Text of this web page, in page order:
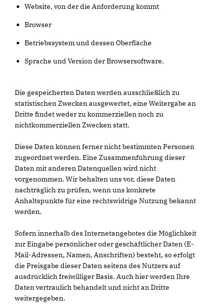
Website, von der die Anforderung kommt
Browser
Betriebssystem und dessen Oberfläche
Sprache und Version der Browsersoftware.
Die gespeicherten Daten werden ausschließlich zu
statistischen Zwecken ausgewertet, eine Weitergabe an
Dritte findet weder zu kommerziellen noch zu
nichtkommerziellen Zwecken statt.
Diese Daten können ferner nicht bestimmten Personen
zugeordnet werden. Eine Zusammenführung dieser
Daten mit anderen Datenquellen wird nicht
vorgenommen. Wir behalten uns vor, diese Daten
nachträglich zu prüfen, wenn uns konkrete
Anhaltspunkte für eine rechtswidrige Nutzung bekannt
werden.
Sofern innerhalb des Internetangebotes die Möglichkeit
zur Eingabe persönlicher oder geschäftlicher Daten (E-
Mail-Adressen, Namen, Anschriften) besteht, so erfolgt
die Preisgabe dieser Daten seitens des Nutzers auf
ausdrücklich freiwilliger Basis. Auch hier werden Ihre
Daten vertraulich behandelt und nicht an Dritte
weitergegeben.